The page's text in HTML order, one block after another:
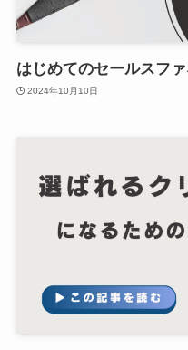
はじめてのセールスフ
2024年10月10日